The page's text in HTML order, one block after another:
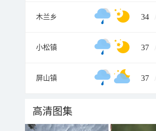
木兰乡 34 /
小松镇 37 /
屏山镇 37 /
高清图集